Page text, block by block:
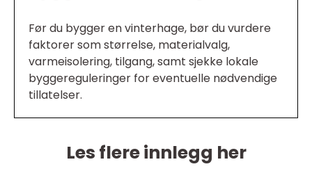
Før du bygger en vinterhage, bør du vurdere
faktorer som størrelse, materialvalg,
varmeisolering, tilgang, samt sjekke lokale
byggereguleringer for eventuelle nødvendige
tillatelser.
Les flere innlegg her